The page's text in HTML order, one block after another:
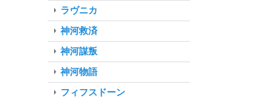
ラヴニカ
神河救済
神河謀叛
神河物語
フィフスドーン